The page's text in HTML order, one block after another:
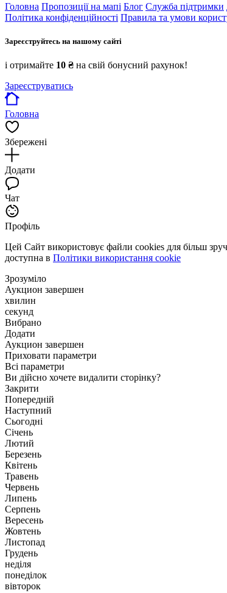
Головна Пропозиції на мапі Блог Служба підтримки
Політика конфіденційності Правила та умови
Зареєструйтесь на нашому сайті
і отримайте 10 ₴ на свій бонусний рахунок!
Зареєструватись
Головна
Збережені
Додати
Чат
Профіль
Цей Сайт використовує файли cookies для більш
доступна в Політики використання cookie
Зрозуміло
Аукцион завершен
хвилин
секунд
Вибрано
Додати
Аукцион завершен
Приховати параметри
Всі параметри
Ви дійсно хочете видалити сторінку?
Закрити
Попередній
Наступний
Сьогодні
Січень
Лютий
Березень
Квітень
Травень
Червень
Липень
Серпень
Вересень
Жовтень
Листопад
Грудень
неділя
понеділок
вівторок